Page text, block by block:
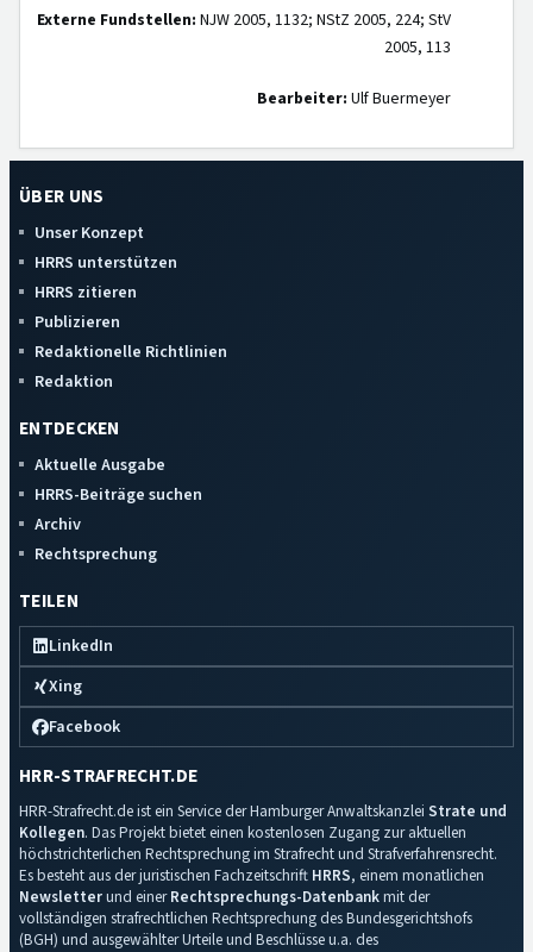
Externe Fundstellen: NJW 2005, 1132; NStZ 2005, 224; StV
2005, 113
Bearbeiter: Ulf Buermeyer
ÜBER UNS
Unser Konzept
HRRS unterstützen
HRRS zitieren
Publizieren
Redaktionelle Richtlinien
Redaktion
ENTDECKEN
Aktuelle Ausgabe
HRRS-Beiträge suchen
Archiv
Rechtsprechung
TEILEN
LinkedIn
Xing
Facebook
HRR-STRAFRECHT.DE
HRR-Strafrecht.de ist ein Service der Hamburger Anwaltskanzlei Strate und
Kollegen. Das Projekt bietet einen kostenlosen Zugang zur aktuellen
höchstrichterlichen Rechtsprechung im Strafrecht und Strafverfahrensrecht.
Es besteht aus der juristischen Fachzeitschrift HRRS, einem monatlichen
Newsletterund einerRechtsprechungs-Datenbankmit der
vollständigen strafrechtlichen Rechtsprechung des Bundesgerichtshofs
(BGH) und ausgewählter Urteile und Beschlüsse u.a. des